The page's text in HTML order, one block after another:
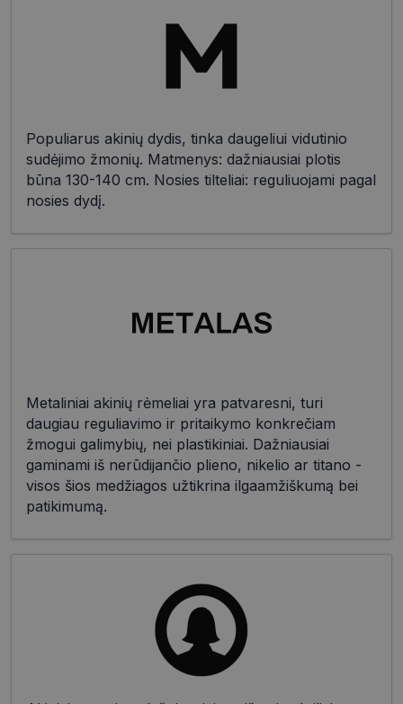
Populiarus akinių dydis, tinka daugeliui vidutinio
sudėjimo žmonių. Matmenys: dažniausiai plotis
būna 130-140 cm. Nosies tilteliai: reguliuojami pagal
nosies dydį.
Metaliniai akinių rėmeliai yra patvaresni, turi
daugiau reguliavimo ir pritaikymo konkrečiam
žmogui galimybių, nei plastikiniai. Dažniausiai
gaminami iš nerūdijančio plieno, nikelio ar titano -
visos šios medžiagos užtikrina ilgaamžiškumą bei
patikimumą.